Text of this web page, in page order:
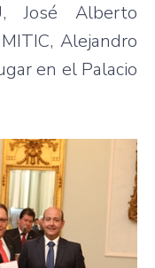
José Alberto
Alejandro
en el Palacio